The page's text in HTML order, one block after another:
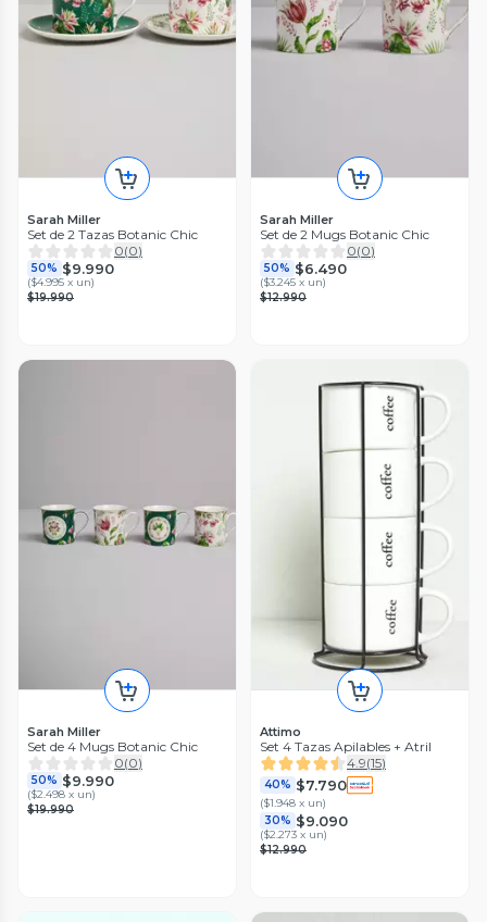
Sarah Miller
Set de 2 Tazas Botanic Chic
0(0)
50% $9.990
($4.995 x un)
$19.990
Sarah Miller
Set de 2 Mugs Botanic Chic
0(0)
50% $6.490
($3.245 x un)
$12.990
Sarah Miller
Set de 4 Mugs Botanic Chic
0(0)
50% $9.990
($2.498 x un)
$19.990
Attimo
Set 4 Tazas Apilables + Atril
4.9(15)
40% $7.790
($1.948 x un)
30% $9.090
($2.273 x un)
$12.990